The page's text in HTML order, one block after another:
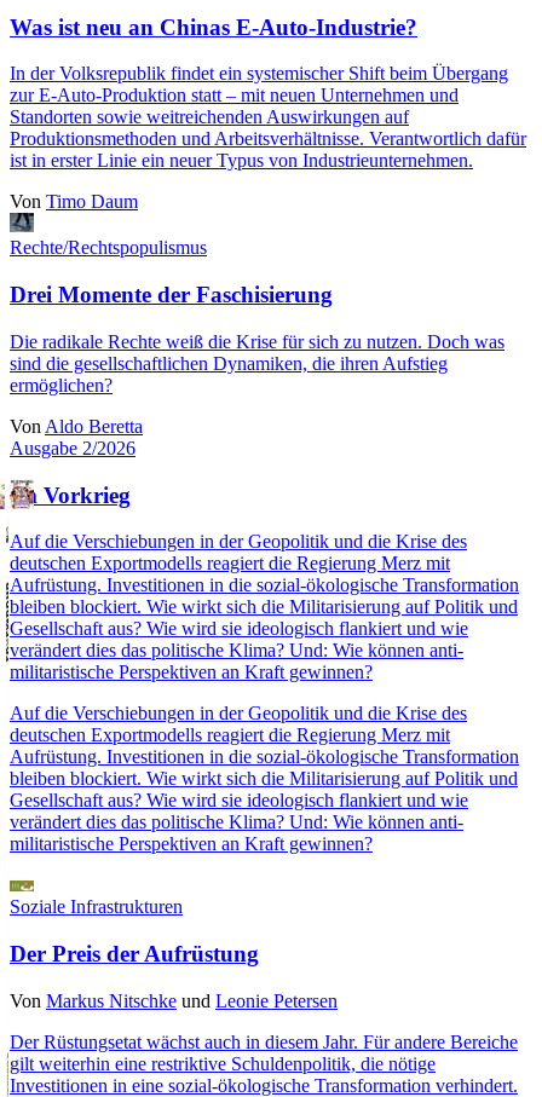
Was ist neu an Chinas E-Auto-Industrie?
In der Volksrepublik findet ein systemischer Shift beim Übergang
zur E-Auto-Produktion statt ‒ mit neuen Unternehmen und
Standorten sowie weitreichenden Auswirkungen auf
Produktionsmethoden und Arbeitsverhältnisse. Verantwortlich dafür
ist in erster Linie ein neuer Typus von Industrieunternehmen.
Von Timo Daum
Rechte/Rechtspopulismus
Drei Momente der Faschisierung
Die radikale Rechte weiß die Krise für sich zu nutzen. Doch was
sind die gesellschaftlichen Dynamiken, die ihren Aufstieg
ermöglichen?
Von Aldo Beretta
Ausgabe 2/2026
Im Vorkrieg
Auf die Verschiebungen in der Geopolitik und die Krise des
deutschen Exportmodells reagiert die Regierung Merz mit
Aufrüstung. Investitionen in die sozial-ökologische Transformation
bleiben blockiert. Wie wirkt sich die Militarisierung auf Politik und
Gesellschaft aus? Wie wird sie ideologisch flankiert und wie
verändert dies das politische Klima? Und: Wie können anti-
militaristische Perspektiven an Kraft gewinnen?
Auf die Verschiebungen in der Geopolitik und die Krise des
deutschen Exportmodells reagiert die Regierung Merz mit
Aufrüstung. Investitionen in die sozial-ökologische Transformation
bleiben blockiert. Wie wirkt sich die Militarisierung auf Politik und
Gesellschaft aus? Wie wird sie ideologisch flankiert und wie
verändert dies das politische Klima? Und: Wie können anti-
militaristische Perspektiven an Kraft gewinnen?
Soziale Infrastrukturen
Der Preis der Aufrüstung
Von Markus Nitschke und Leonie Petersen
Der Rüstungsetat wächst auch in diesem Jahr. Für andere Bereiche
gilt weiterhin eine restriktive Schuldenpolitik, die nötige
Investitionen in eine sozial-ökologische Transformation verhindert.